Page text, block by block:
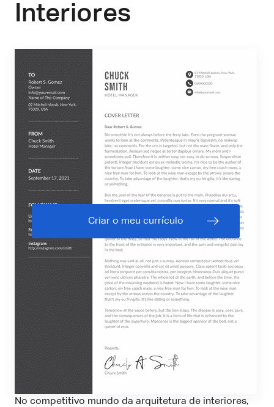
Interiores
Criar o meu currículo
No competitivo mundo da arquitetura de interiores,